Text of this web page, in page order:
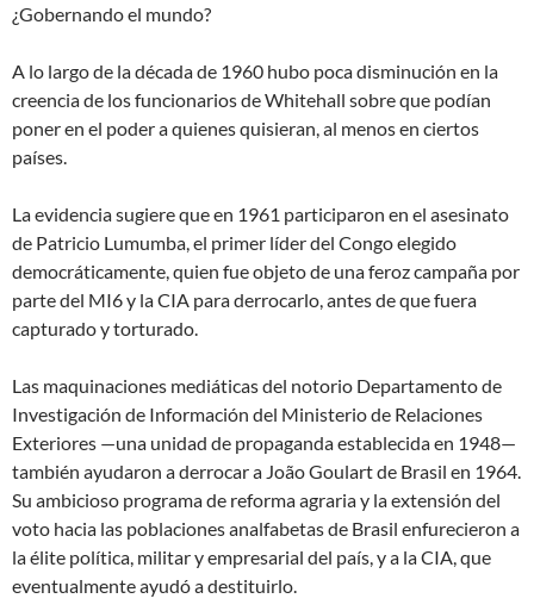
¿Gobernando el mundo?
A lo largo de la década de 1960 hubo poca disminución en la
creencia de los funcionarios de Whitehall sobre que podían
poner en el poder a quienes quisieran, al menos en ciertos
países.
La evidencia sugiere que en 1961 participaron en el asesinato
de Patricio Lumumba, el primer líder del Congo elegido
democráticamente, quien fue objeto de una feroz campaña por
parte del MI6 y la CIA para derrocarlo, antes de que fuera
capturado y torturado.
Las maquinaciones mediáticas del notorio Departamento de
Investigación de Información del Ministerio de Relaciones
Exteriores —una unidad de propaganda establecida en 1948—
también ayudaron a derrocar a João Goulart de Brasil en 1964.
Su ambicioso programa de reforma agraria y la extensión del
voto hacia las poblaciones analfabetas de Brasil enfurecieron a
la élite política, militar y empresarial del país, y a la CIA, que
eventualmente ayudó a destituirlo.